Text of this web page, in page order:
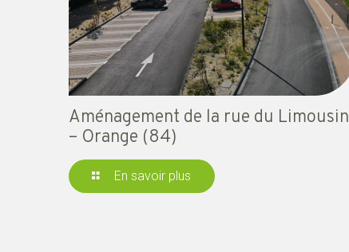
Aménagement de la rue du Limousin
– Orange (84)
En savoir plus